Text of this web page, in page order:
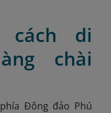
di
chài
Đông đảo Phú